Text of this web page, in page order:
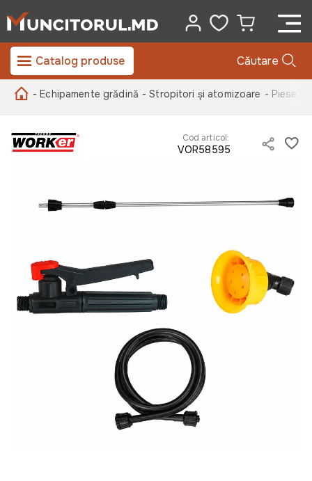
Catalog produse Căutare
- Echipamente grădină - Stropitori și atomizoare - Piese
Cod articol:
VOR58595